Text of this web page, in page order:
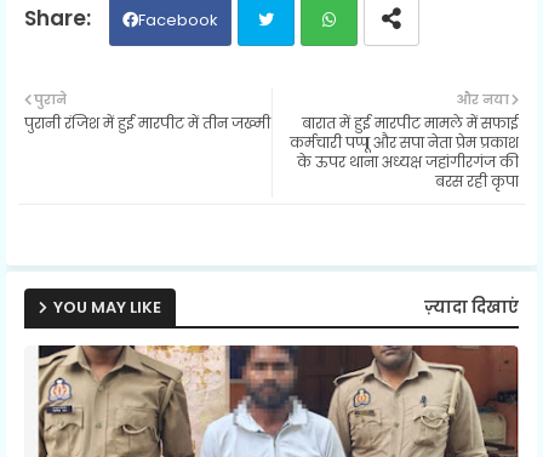
Facebook
ter ats
और नया
बारात में हुई मारपीट मामले में सफाई
कर्मचारी पप्पू और सपा नेता प्रेम प्रकाश
के ऊपर थाना अध्यक्ष जहांगीरगंज की
बरस रही कृपा
पुराने
पुरानी रंजिश में हुई मारपीट में तीन जख्मी
YOU MAY LIKE ज़्यादा दिखाएं